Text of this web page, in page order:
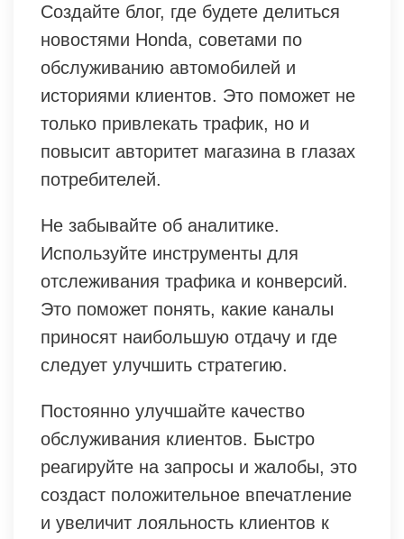
Создайте блог, где будете делиться
новостями Honda, советами по
обслуживанию автомобилей и
историями клиентов. Это поможет не
только привлекать трафик, но и
повысит авторитет магазина в глазах
потребителей.
Не забывайте об аналитике.
Используйте инструменты для
отслеживания трафика и конверсий.
Это поможет понять, какие каналы
приносят наибольшую отдачу и где
следует улучшить стратегию.
Постоянно улучшайте качество
обслуживания клиентов. Быстро
реагируйте на запросы и жалобы, это
создаст положительное впечатление
и увеличит лояльность клиентов к